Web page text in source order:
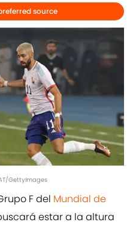
source
GettyImages
F del Mundial de
estar a la altura